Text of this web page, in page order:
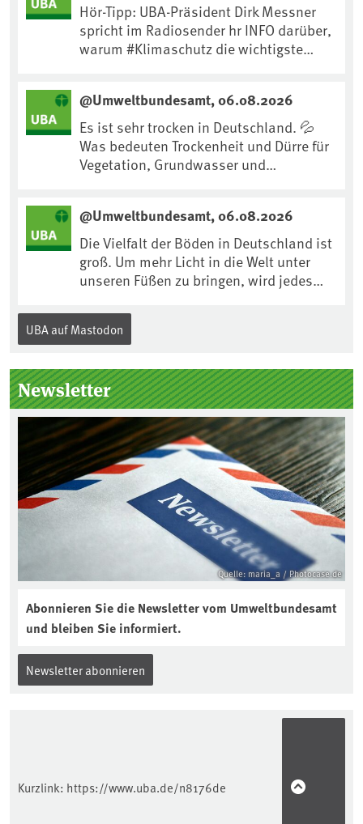
Hör-Tipp: UBA-Präsident Dirk Messner
spricht im Radiosender hr INFO darüber,
warum #Klimaschutz die wichtigste
https://www.ardsounds.de/episode/urn
:ard:episode:0e7cf1c4b819c26d/
@Umweltbundesamt, 06.08.2026
Es ist sehr trocken in Deutschland. 💦
Was bedeuten Trockenheit und Dürre für
Vegetation, Grundwasser und
anpassen?🤔Antworten auf diese und
weitere Fragen auf unserer Webseite:
www.uba.de/trockenheit #Trockenheit
#Klimawandel
@Umweltbundesamt, 06.08.2026
Die Vielfalt der Böden in Deutschland ist
groß. Um mehr Licht in die Welt unter
unseren Füßen zu bringen, wird jedes
Internationalen Tag des Bodens, der
„Boden des Jahres“ vorgestellt. Das UBA
Kuratorium, wie wird der Boden des
Jahres ausgewählt und was passiert
eigentlich während eines solchen
Bodenjahres? Infos dazu gibt es im
aktuellen Podcast „Soilcast“. Jetzt
reinhören:
https://soilcast.de/interview/sc202-
interview-die-kuer-der-krume/
UBA auf Mastodon
Newsletter
Quelle: maria_a / Photocase.de
Abonnieren Sie die Newsletter vom Umweltbundesamt
und bleiben Sie informiert.
Newsletter abonnieren
Kurzlink: https://www.uba.de/n8176de